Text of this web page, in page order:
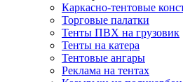
Каркасно-тентовые
Торговые палатки
Тенты ПВХ на грузовик
Тенты на катера
Тентовые ангары
Реклама на тентах